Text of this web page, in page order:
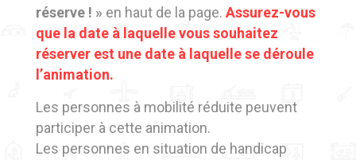
réserve ! » en haut de la page. Assurez-vous
que la date à laquelle vous souhaitez
réserver est une date à laquelle se déroule
l’animation.
Les personnes à mobilité réduite peuvent
participer à cette animation.
Les personnes en situation de handicap